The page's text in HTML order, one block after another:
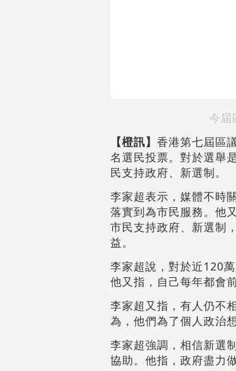
今屆
【橙訊】 香港第七屆區
名選民投票。對於選舉
民支持政府、新選制。
李家超表示，媒體不時
落實到為市民服務。他
市民支持政府、新選制
益。
李家超說，對於近120
他又指，自己每年都會
李家超又指，有人仍不
為，他們為了個人政治
李家超強調，相信新選
協助。他指，政府盡力